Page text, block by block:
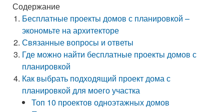
Содержание
Бесплатные проекты домов с планировкой –
экономьте на архитекторе
Связанные вопросы и ответы
Где можно найти бесплатные проекты домов с
планировкой
Как выбрать подходящий проект дома с
планировкой для моего участка
Топ 10 проектов одноэтажных домов